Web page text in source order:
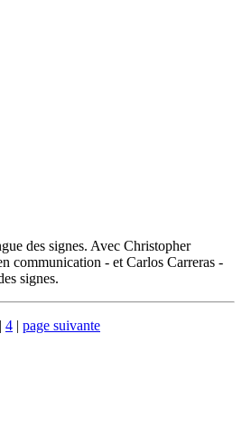
des signes. Avec Christopher
communication - et Carlos Carreras -
signes.
| 4 | page suivante